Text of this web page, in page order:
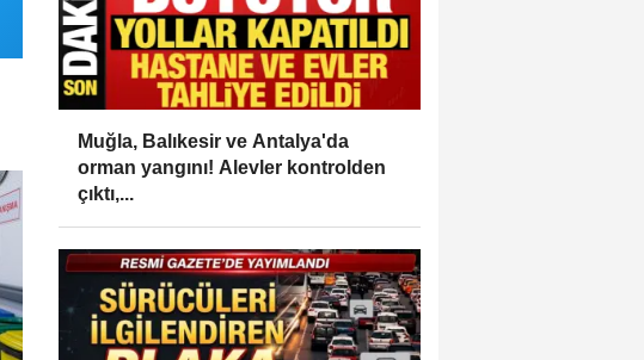
Muğla, Balıkesir ve Antalya'da
orman yangını! Alevler kontrolden
çıktı,...